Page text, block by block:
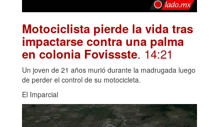
Motociclista pierde la vida tras
impactarse contra una palma
en colonia Fovissste. 14:21
Un joven de 21 años murió durante la madrugada luego
de perder el control de su motocicleta.
El Imparcial